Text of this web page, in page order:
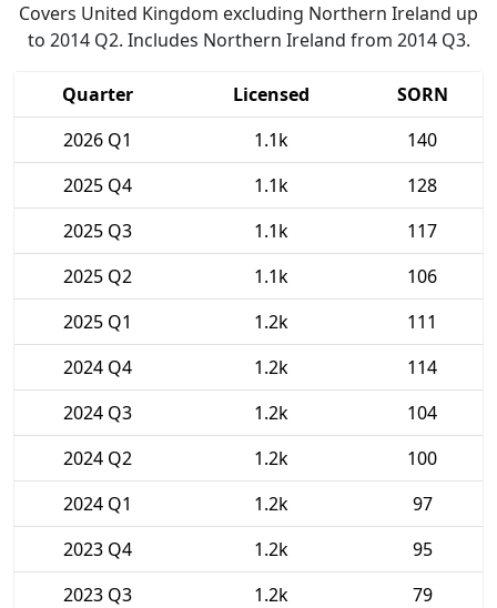
Covers United Kingdom excluding Northern Ireland up
to 2014 Q2. Includes Northern Ireland from 2014 Q3.
Quarter Licensed
SORN
2026 Q1
1.1k
140
2025 Q4
1.1k
128
2025 Q3
1.1k
117
2025 Q2
1.1k
106
2025 Q1
1.2k
111
2024 Q4
1.2k
114
2024 Q3
1.2k
104
2024 Q2
1.2k
100
2024 Q1
1.2k
97
2023 Q4
1.2k
95
2023 Q3
1.2k
79